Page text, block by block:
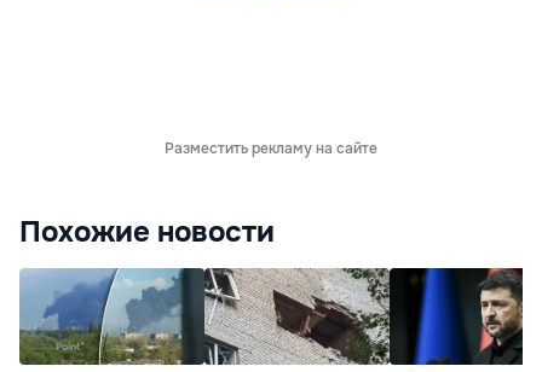
Разместить рекламу на сайте
Похожие новости